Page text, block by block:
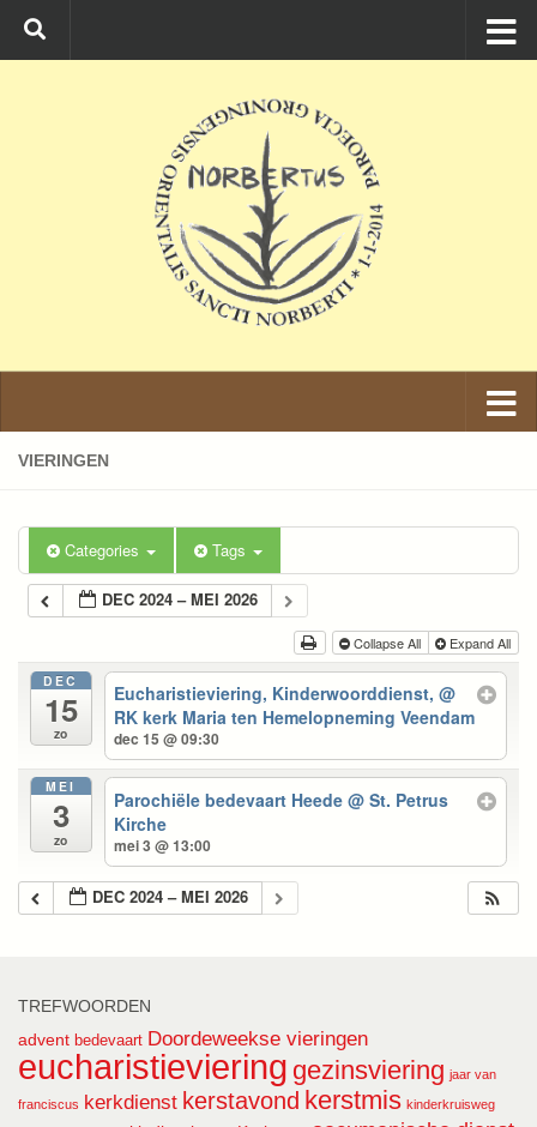
Ga naar de inhoud
VIERINGEN
Categories Tags
DEC 2024 – MEI 2026
Collapse All Expand All
DEC
15
zo
Eucharistieviering, Kinderwoorddienst,@
RK kerk Maria ten Hemelopneming Veendam
dec 15 @ 09:30
MEI
3
zo
Parochiële bedevaart Heede@ St. Petrus
Kirche
mei 3 @ 13:00
DEC 2024 – MEI 2026
TREFWOORDEN
advent bedevaart Doordeweekse vieringen
eucharistieviering gezinsviering jaar van
franciscus kerkdienst kerstavond kerstmis kinderkruisweg